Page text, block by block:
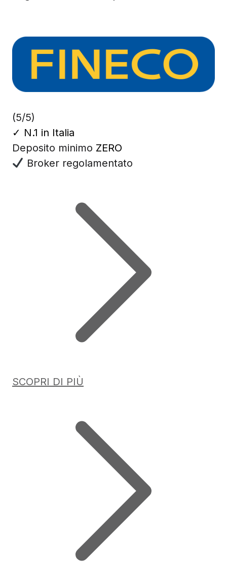
(5/5)
✓ N.1 in Italia
Deposito minimo ZERO
Broker regolamentato
SCOPRI DI PIÙ